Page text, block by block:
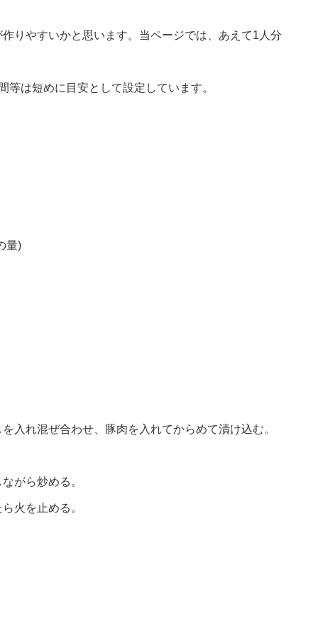
りやすいかと思います。当ページでは、あえて1人分
は短めに目安として設定しています。
量)
入れ混ぜ合わせ、豚肉を入れてからめて漬け込む。
がら炒める。
火を止める。